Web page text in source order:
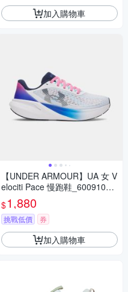
加入購物車
【UNDER ARMOUR】UA 女 V
elociti Pace 慢跑鞋_6009108-
106
$1,880
挑戰低價 券
加入購物車